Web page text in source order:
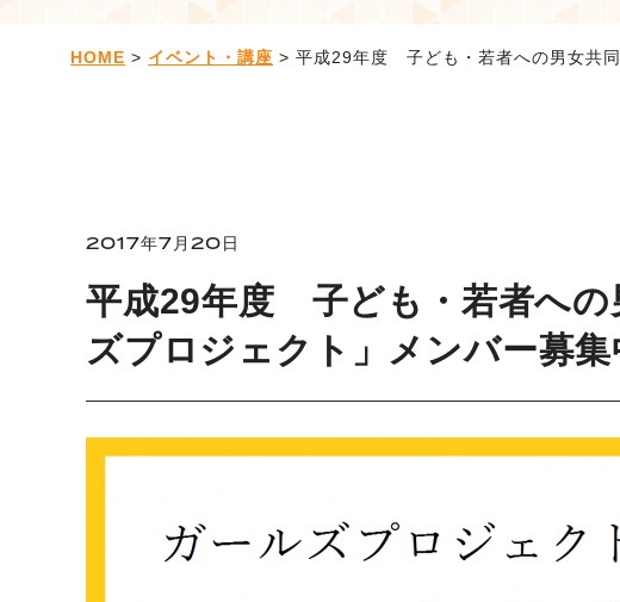
HOME > イベント・講座 > 平成29年度 子ども・若者への男女共同
平成29年度 子ども・若者への
ズプロジェクト」メンバー募集
2017年7月20日